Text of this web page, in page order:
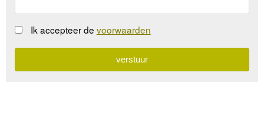
Ik accepteer de voorwaarden